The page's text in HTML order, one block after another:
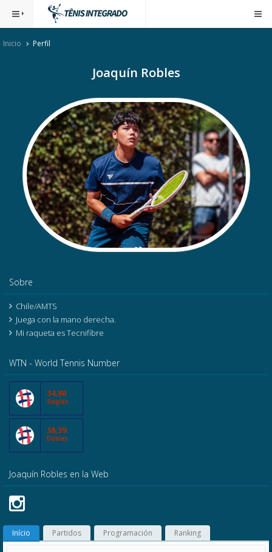
Inicio Perfil
Joaquín Robles
Sobre
Chile/AMTS
Juega con la mano derecha.
Mi raqueta es Tecnifibre
WTN - World Tennis Number
34,80
Singles
38,39
Dobles
Joaquín Robles en la Web
Início Partidos Programación Ranking